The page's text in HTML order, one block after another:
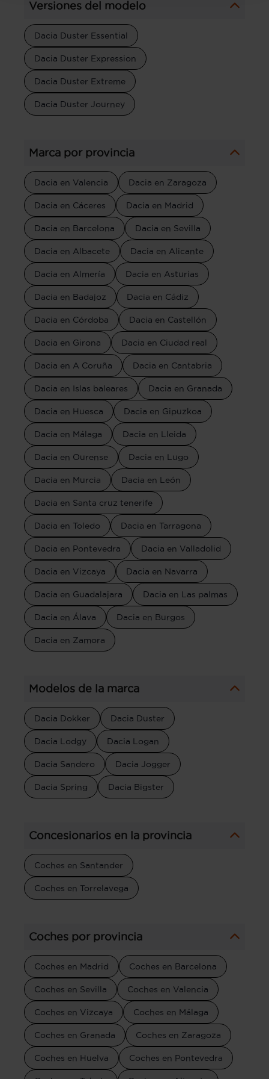
Versiones del modelo
Dacia Duster Essential
Dacia Duster Expression
Dacia Duster Extreme
Dacia Duster Journey
Marca por provincia
Dacia en Valencia Dacia en Zaragoza
Dacia en Cáceres Dacia en Madrid
Dacia en Barcelona Dacia en Sevilla
Dacia en Albacete Dacia en Alicante
Dacia en Almería Dacia en Asturias
Dacia en Badajoz Dacia en Cádiz
Dacia en Córdoba Dacia en Castellón
Dacia en Girona Dacia en Ciudad real
Dacia en A Coruña Dacia en Cantabria
Dacia en Islas baleares Dacia en Granada
Dacia en Huesca Dacia en Gipuzkoa
Dacia en Málaga Dacia en Lleida
Dacia en Ourense Dacia en Lugo
Dacia en Murcia Dacia en León
Dacia en Santa cruz tenerife
Dacia en Toledo Dacia en Tarragona
Dacia en Pontevedra Dacia en Valladolid
Dacia en Vizcaya Dacia en Navarra
Dacia en Guadalajara Dacia en Las palmas
Dacia en Álava Dacia en Burgos
Dacia en Zamora
Modelos de la marca
Dacia Dokker Dacia Duster
Dacia Lodgy Dacia Logan
Dacia Sandero Dacia Jogger
Dacia Spring Dacia Bigster
Concesionarios en la provincia
Coches en Santander
Coches en Torrelavega
Coches por provincia
Coches en Madrid Coches en Barcelona
Coches en Sevilla Coches en Valencia
Coches en Vizcaya Coches en Málaga
Coches en Granada Coches en Zaragoza
Coches en Huelva Coches en Pontevedra